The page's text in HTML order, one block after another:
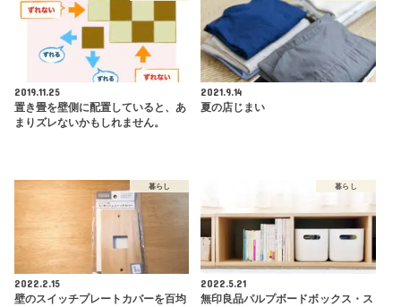
2019.11.25
置き畳を壁側に配置していると、あ
まりズレないかもしれません。
2021.9.14
夏の店じまい
暮らし
2022.2.15
壁のスイッチプレートカバーを百均
暮らし
2022.5.21
無印良品パルプボードボックス・ス